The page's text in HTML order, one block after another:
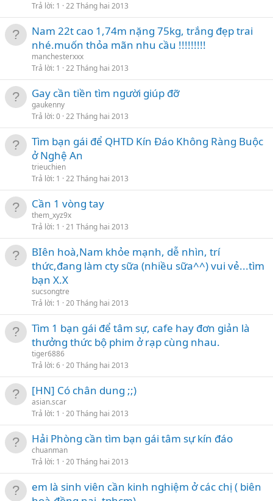
Trả lời 1 22 Tháng hai 2013
Nam 22t cao 1,74m nặng 75kg, trắng đẹp trai
nhé.muốn thỏa mãn nhu cầu !!!!!!!!!
manchesterxxx
Trả lời 1 22 Tháng hai 2013
Gay cần tiền tìm người giúp đỡ
gaukenny
Trả lời 0 22 Tháng hai 2013
Tìm bạn gái để QHTD Kín Đáo Không Ràng Buộc
ở Nghệ An
trieuchien
Trả lời 1 22 Tháng hai 2013
Cần 1 vòng tay
them_xyz9x
Trả lời 1 21 Tháng hai 2013
BIên hoà,Nam khỏe mạnh, dễ nhìn, trí
thức,đang làm cty sữa (nhiều sữa^^) vui vẻ...tìm
bạn X.X
sucsongtre
Trả lời 1 20 Tháng hai 2013
Tìm 1 bạn gái để tâm sự, cafe hay đơn giản là
thưởng thức bộ phim ở rạp cùng nhau.
tiger6886
Trả lời 6 20 Tháng hai 2013
[HN] Có chân dung ;;)
asian.scar
Trả lời 1 20 Tháng hai 2013
Hải Phòng cần tìm bạn gái tâm sự kín đáo
chuanman
Trả lời 1 20 Tháng hai 2013
em là sinh viên cần kinh nghiệm ở các chị ( biên